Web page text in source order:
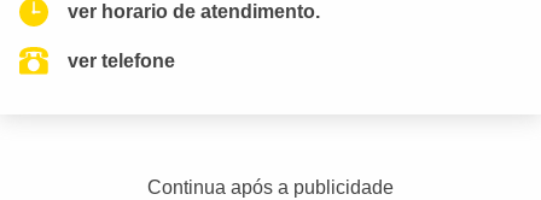
ver horario de atendimento.
ver telefone
Continua após a publicidade